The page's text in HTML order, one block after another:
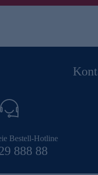
Bestell-Hotline
888 88